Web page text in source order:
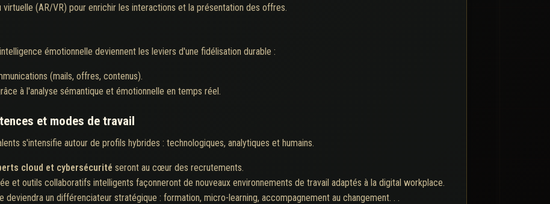
(AR/VR) pour enrichir les interactions et la présentation des offres.
émotionnelle deviennent les leviers d'une fidélisation durable :
(mails, offres, contenus).
à l'analyse sémantique et émotionnelle en temps réel.
et modes de travail
s'intensifie autour de profils hybrides : technologiques, analytiques et humains.
cloud et cybersécurité seront au cœur des recrutements.
et outils collaboratifs intelligents façonneront de nouveaux environnements de travail adaptés à la digital workplace.
un différenciateur stratégique : formation, micro-learning, accompagnement au changement. . .